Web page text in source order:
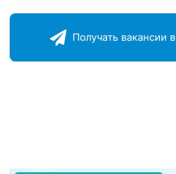
Получать ваканcии в